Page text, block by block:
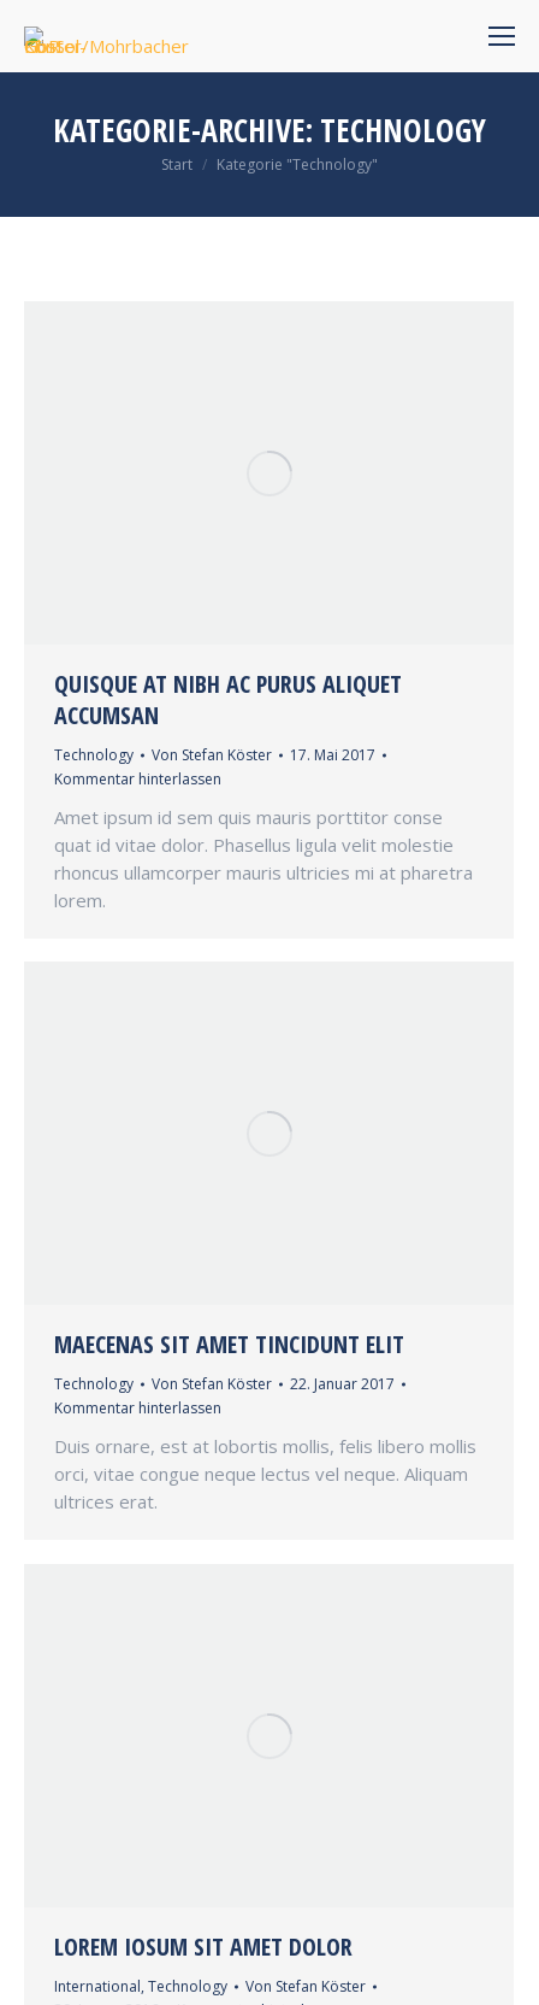
KATEGORIE-ARCHIVE: TECHNOLOGY
Sie befinden sich hier:
Start Kategorie "Technology"
QUISQUE AT NIBH AC PURUS ALIQUET
ACCUMSAN
Technology Von Stefan Köster
17. Mai 2017
Kommentar hinterlassen
Amet ipsum id sem quis mauris porttitor conse
quat id vitae dolor. Phasellus ligula velit molestie
rhoncus ullamcorper mauris ultricies mi at pharetra
lorem.
MAECENAS SIT AMET TINCIDUNT ELIT
Technology Von Stefan Köster
22. Januar 2017
Kommentar hinterlassen
Duis ornare, est at lobortis mollis, felis libero mollis
orci, vitae congue neque lectus vel neque. Aliquam
ultrices erat.
LOREM IOSUM SIT AMET DOLOR
International, Technology Von Stefan Köster